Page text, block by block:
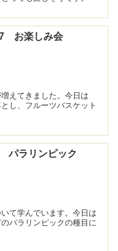
お楽しみ会
えてきました。今日は
し、フルーツバスケット
パラリンピック
て学んでいます。今日は
パラリンピックの種目に